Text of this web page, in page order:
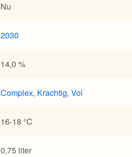
Nu
2030
14,0 %
Complex, Krachtig, Vol
16-18 °C
0,75 liter